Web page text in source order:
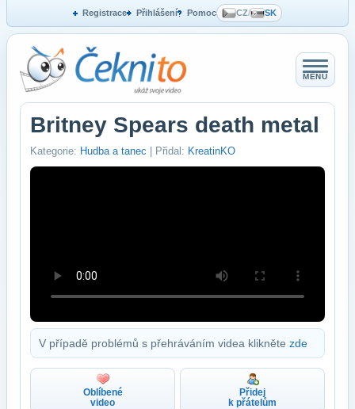
Registrace Přihlášení Pomoc CZ/ SK
MENU
Britney Spears death metal
Kategorie: Hudba a tanec | Přidal: KreatinKO
V případě problémů s přehráváním videa klikněte zde
Oblíbené
video
Přidej
k přátelům